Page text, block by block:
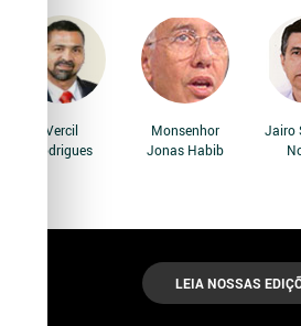
Vercil
Rodrigues
Monsenhor
Jonas Habib
Jairo
LEIA NOSSAS